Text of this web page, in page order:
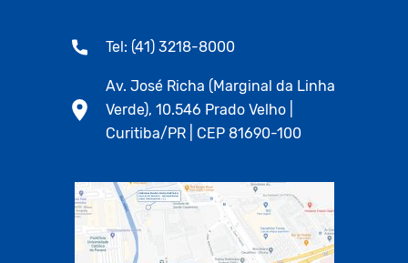
Tel: (41) 3218-8000
Av. José Richa (Marginal da Linha
Verde), 10.546 Prado Velho |
Curitiba/PR | CEP 81690-100